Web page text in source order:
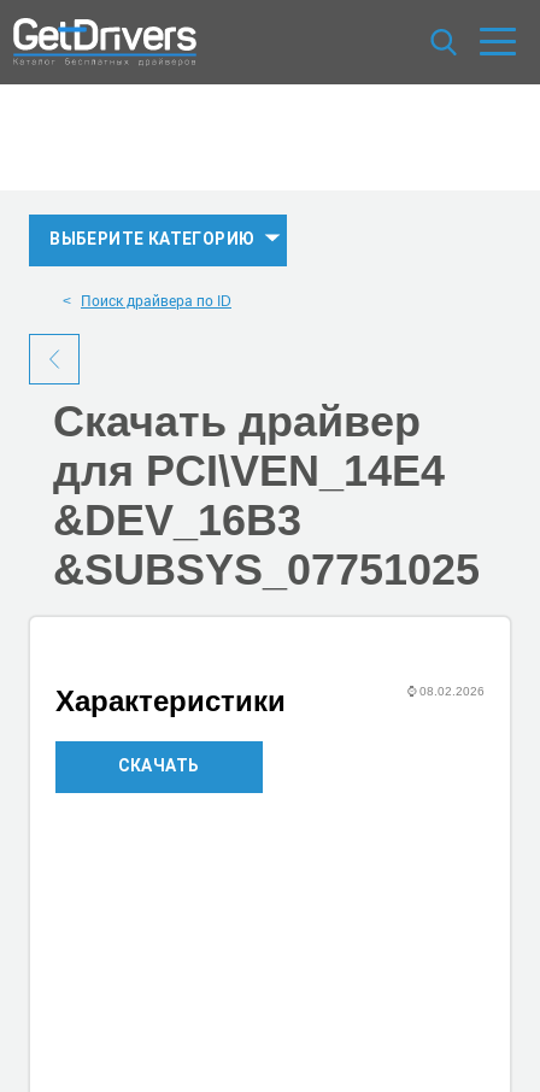
ВЫБЕРИТЕ КАТЕГОРИЮ
Поиск драйвера по ID
Скачать драйвер
для PCI\VEN_14E4
&DEV_16B3
&SUBSYS_07751025
⌚08.02.2026
Характеристики
СКАЧАТЬ